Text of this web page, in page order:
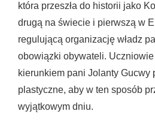
która przeszła do historii jako
drugą na świecie i pierwszą w
regulującą organizację władz
obowiązki obywateli.
kierunkiem pani Jolanty Gucwy
plastyczne, aby w ten sposób
wyjątkowym dniu.